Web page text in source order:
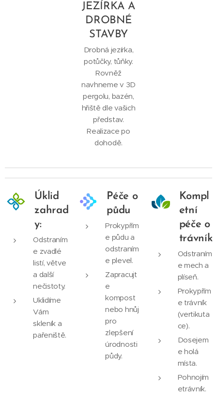
JEZÍRKA A
DROBNÉ
STAVBY
Drobná jezírka,
potůčky, tůňky.
Rovněž
navhneme v 3D
pergolu, bazén,
hřiště dle vašich
představ.
Realizace po
dohodě.
Úklid
zahrad
y:
Odstraním
e zvadlé
listí, větve
a další
nečistoty.
Uklidíme
Vám
skleník a
pařeniště.
Péče o
půdu
Prokypřím
e půdu a
odstraním
e plevel.
Zapracujt
e
kompost
nebo hnůj
pro
zlepšení
úrodnosti
půdy.
Kompl
etní
péče o
trávník
Odstraním
e mech a
plíseň.
Prokypřím
e trávník
(vertikuta
ce).
Dosejem
e holá
místa.
Pohnojím
etrávník.